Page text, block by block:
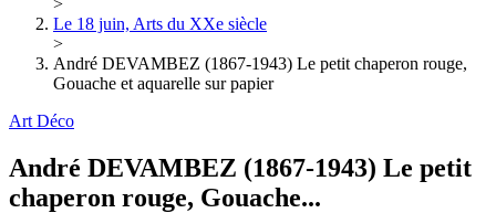
>
Le 18 juin, Arts du XXe siècle
>
André DEVAMBEZ (1867-1943) Le petit chaperon rouge,
Gouache et aquarelle sur papier
Art Déco
André DEVAMBEZ (1867-1943) Le petit
chaperon rouge, Gouache...